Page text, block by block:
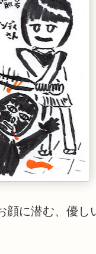
に潜む、優し